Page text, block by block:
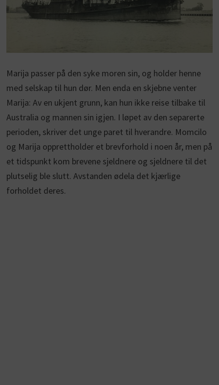
Marija passer på den syke moren sin, og holder henne
med selskap til hun dør. Men enda en skjebne venter
Marija: Av en ukjent grunn, kan hun ikke reise tilbake til
Australia og mannen sin igjen. I løpet av den separerte
perioden, skriver det unge paret til hverandre. Momcilo
og Marija opprettholder et brevforhold i noen år, men på
et tidspunkt kom brevene sjeldnere og sjeldnere til det
plutselig ble slutt. Avstanden ødela det kjærlige
forholdet deres.